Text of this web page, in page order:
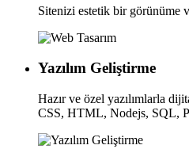
Sitenizi estetik bir görünüme
Yazılım Geliştirme
Hazır ve özel yazılımlarla
CSS, HTML, Nodejs, SQL,